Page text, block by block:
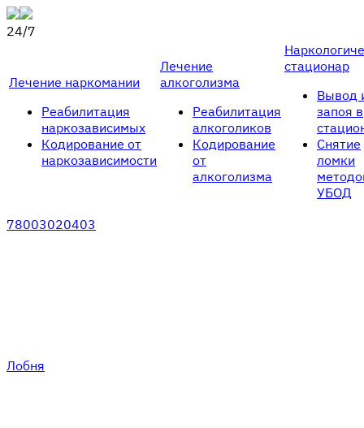
24/7
Лечение наркомании
Реабилитация
наркозависимых
Кодирование от
наркозависимости
Лечение
алкоголизма
Реабилитация
алкоголиков
Кодирование
от
алкоголизма
стационар
Вывод
запоя в
Снятие
ломки
УБОД
78003020403
Лобня